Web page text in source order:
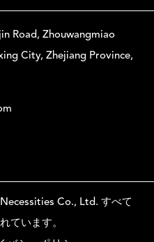
Road, Zhouwangmiao
City, Zhejiang Province,
Co., Ltd. すべて
ています。